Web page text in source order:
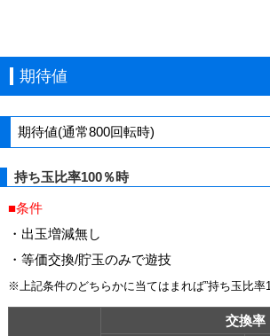
期待値
期待値(通常800回転時)
持ち玉比率100％時
■条件
・出玉増減無し
・等価交換/貯玉のみで遊技
※上記条件のどちらかに当てはまれば”持ち玉比率
交換率